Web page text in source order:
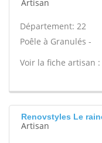
Artisan
Département: 22
Poêle à Granulés -
Voir la fiche artisan :
Renovstyles Le
Artisan